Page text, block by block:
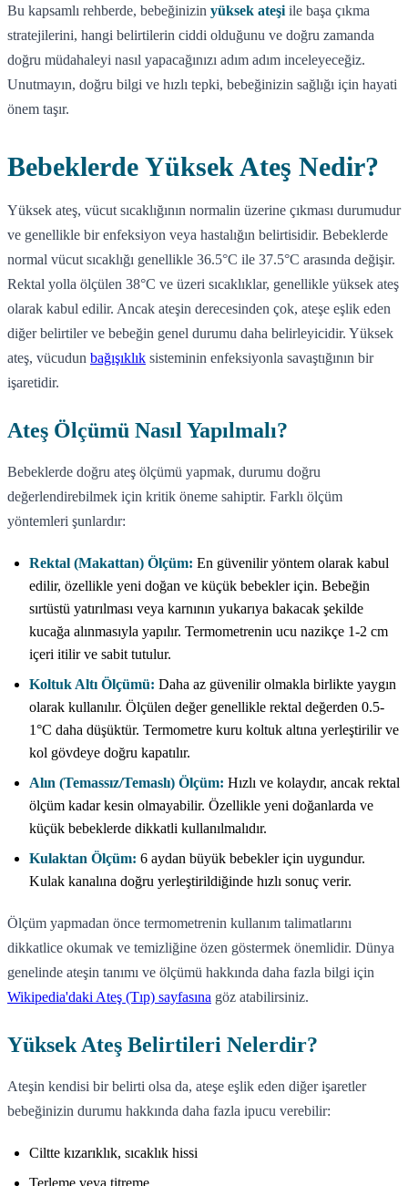
Bu kapsamlı rehberde, bebeğinizin yüksek ateşi ile başa çıkma
stratejilerini, hangi belirtilerin ciddi olduğunu ve doğru zamanda
doğru müdahaleyi nasıl yapacağınızı adım adım inceleyeceğiz.
Unutmayın, doğru bilgi ve hızlı tepki, bebeğinizin sağlığı için hayati
önem taşır.
Bebeklerde Yüksek Ateş Nedir?
Yüksek ateş, vücut sıcaklığının normalin üzerine çıkması durumudur
ve genellikle bir enfeksiyon veya hastalığın belirtisidir. Bebeklerde
normal vücut sıcaklığı genellikle 36.5°C ile 37.5°C arasında değişir.
Rektal yolla ölçülen 38°C ve üzeri sıcaklıklar, genellikle yüksek ateş
olarak kabul edilir. Ancak ateşin derecesinden çok, ateşe eşlik eden
diğer belirtiler ve bebeğin genel durumu daha belirleyicidir. Yüksek
ateş, vücudun bağışıklık sisteminin enfeksiyonla savaştığının bir
işaretidir.
Ateş Ölçümü Nasıl Yapılmalı?
Bebeklerde doğru ateş ölçümü yapmak, durumu doğru
değerlendirebilmek için kritik öneme sahiptir. Farklı ölçüm
yöntemleri şunlardır:
Rektal (Makattan) Ölçüm: En güvenilir yöntem olarak kabul
edilir, özellikle yeni doğan ve küçük bebekler için. Bebeğin
sırtüstü yatırılması veya karnının yukarıya bakacak şekilde
kucağa alınmasıyla yapılır. Termometrenin ucu nazikçe 1-2 cm
içeri itilir ve sabit tutulur.
Koltuk Altı Ölçümü: Daha az güvenilir olmakla birlikte yaygın
olarak kullanılır. Ölçülen değer genellikle rektal değerden 0.5-
1°C daha düşüktür. Termometre kuru koltuk altına yerleştirilir ve
kol gövdeye doğru kapatılır.
Alın (Temassız/Temaslı) Ölçüm: Hızlı ve kolaydır, ancak rektal
ölçüm kadar kesin olmayabilir. Özellikle yeni doğanlarda ve
küçük bebeklerde dikkatli kullanılmalıdır.
Kulaktan Ölçüm: 6 aydan büyük bebekler için uygundur.
Kulak kanalına doğru yerleştirildiğinde hızlı sonuç verir.
Ölçüm yapmadan önce termometrenin kullanım talimatlarını
dikkatlice okumak ve temizliğine özen göstermek önemlidir. Dünya
genelinde ateşin tanımı ve ölçümü hakkında daha fazla bilgi için
Wikipedia'daki Ateş (Tıp) sayfasına göz atabilirsiniz.
Yüksek Ateş Belirtileri Nelerdir?
Ateşin kendisi bir belirti olsa da, ateşe eşlik eden diğer işaretler
bebeğinizin durumu hakkında daha fazla ipucu verebilir:
Ciltte kızarıklık, sıcaklık hissi
Terleme veya titreme